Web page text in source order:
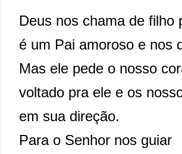
Deus nos chama de filho
é um Pai amoroso e nos
Mas ele pede o nosso
voltado pra ele e os
em sua direção.
Para o Senhor nos guiar